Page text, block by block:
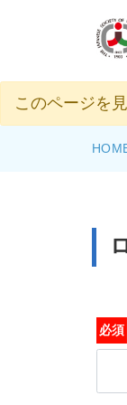
このページを